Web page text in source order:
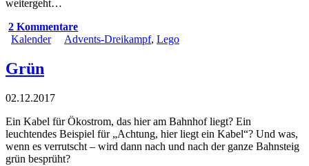
weitergeht…
2 Kommentare
Kalender
Advents-Dreikampf, Lego
Grün
02.12.2017
Ein Kabel für Ökostrom, das hier am Bahnhof liegt? Ein
leuchtendes Beispiel für „Achtung, hier liegt ein Kabel“? Und was,
wenn es verrutscht – wird dann nach und nach der ganze Bahnsteig
grün besprüht?